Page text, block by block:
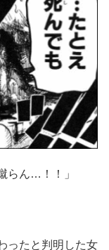
らん…！！」
ったと判明した女